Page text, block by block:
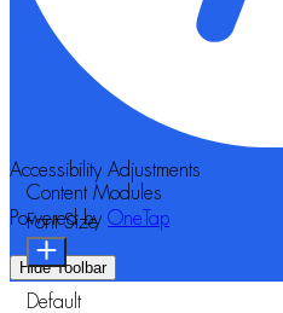
Accessibility Adjustments
Powered by OneTap
Hide Toolbar
Content Modules
Font Size
Default